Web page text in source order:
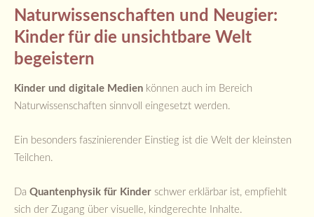
Naturwissenschaften und Neugier:
Kinder für die unsichtbare Welt
begeistern
Kinder und digitale Medien können auch im Bereich
Naturwissenschaften sinnvoll eingesetzt werden.
Ein besonders faszinierender Einstieg ist die Welt der kleinsten
Teilchen.
Da Quantenphysik für Kinder schwer erklärbar ist, empfiehlt
sich der Zugang über visuelle, kindgerechte Inhalte.